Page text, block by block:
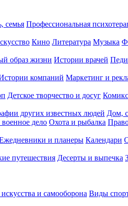
семья Профессиональная
Кино Литература Музыка
образ жизни Истории врачей
компаний Маркетинг и
Детское творчество и досуг
других известных людей Дом,
дело Охота и рыбалка
и планеры Календари
путешествия Десерты и выпечка
и самооборона Виды